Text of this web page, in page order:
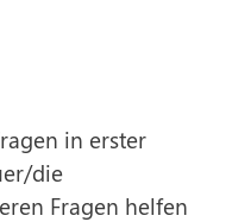
in erster
die
Fragen helfen